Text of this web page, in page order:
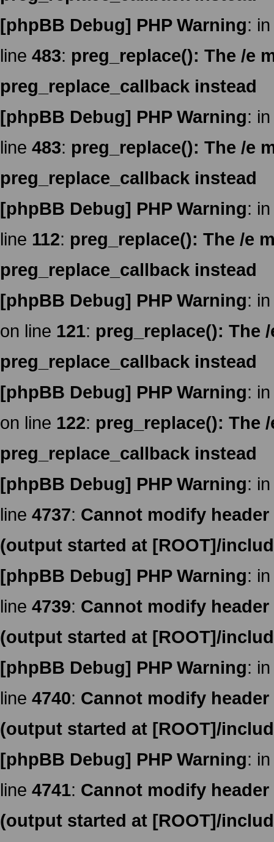
[phpBB Debug] PHP Warning:
line 483: preg_replace(): The /e
preg_replace_callback instead
[phpBB Debug] PHP Warning:
line 483: preg_replace(): The /e
preg_replace_callback instead
[phpBB Debug] PHP Warning:
line 112: preg_replace(): The /e
preg_replace_callback instead
[phpBB Debug] PHP Warning:
on line 121: preg_replace(): The
preg_replace_callback instead
[phpBB Debug] PHP Warning:
on line 122: preg_replace(): The
preg_replace_callback instead
[phpBB Debug] PHP Warning:
line 4737: Cannot modify
(output started at [ROOT]/
[phpBB Debug] PHP Warning:
line 4739: Cannot modify
(output started at [ROOT]/
[phpBB Debug] PHP Warning:
line 4740: Cannot modify
(output started at [ROOT]/
[phpBB Debug] PHP Warning:
line 4741: Cannot modify
(output started at [ROOT]/